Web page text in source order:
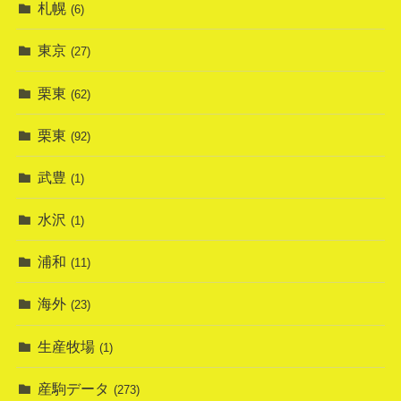
札幌 (6)
東京 (27)
栗東 (62)
栗東 (92)
武豊 (1)
水沢 (1)
浦和 (11)
海外 (23)
生産牧場 (1)
産駒データ (273)